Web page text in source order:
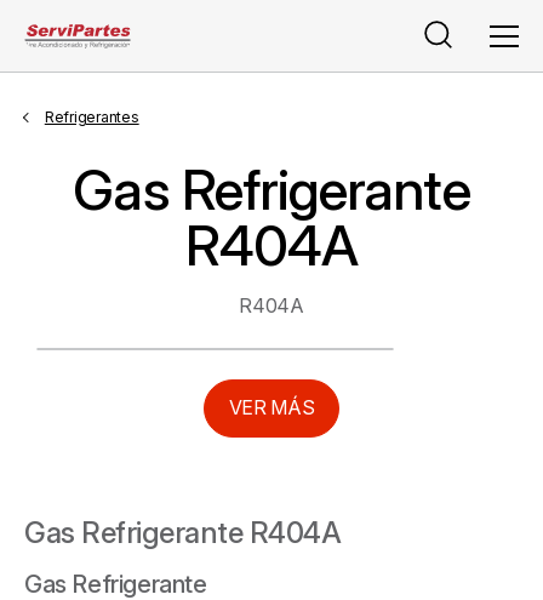
Buscar
Refrigerantes
Gas Refrigerante
R404A
R404A
VER MÁS
Gas Refrigerante R404A
Gas Refrigerante